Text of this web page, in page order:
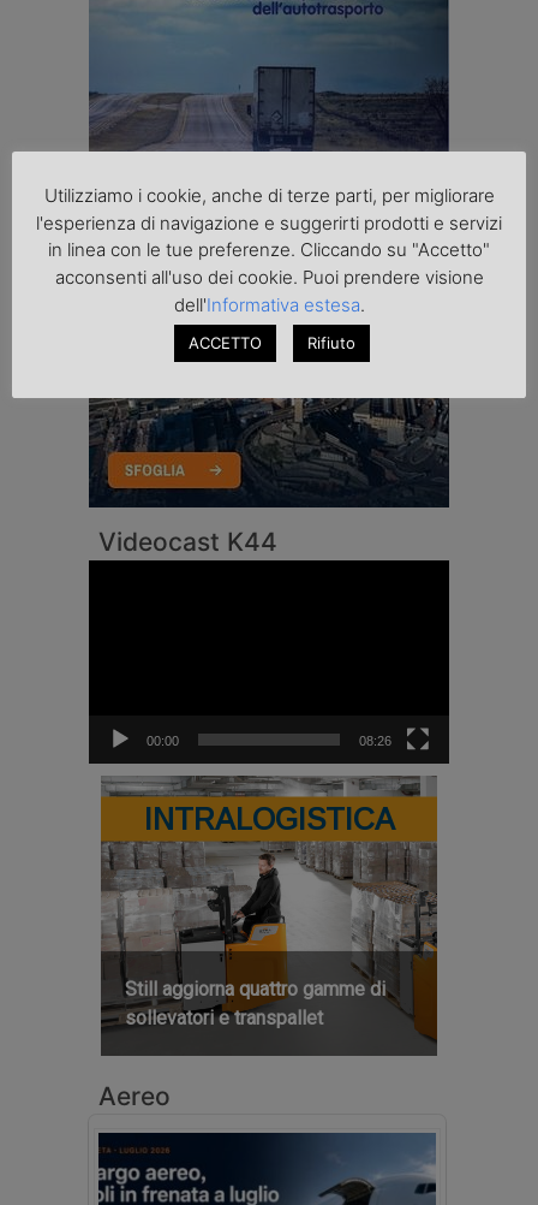
Videocast K44
00:00 08:26
INTRALOGISTICA
Still aggiorna quattro gamme di
sollevatori e transpallet
Aereo
Utilizziamo i cookie, anche di terze parti, per migliorare
l'esperienza di navigazione e suggerirti prodotti e servizi
in linea con le tue preferenze. Cliccando su "Accetto"
acconsenti all'uso dei cookie. Puoi prendere visione
dell'Informativa estesa.
ACCETTO Rifiuto